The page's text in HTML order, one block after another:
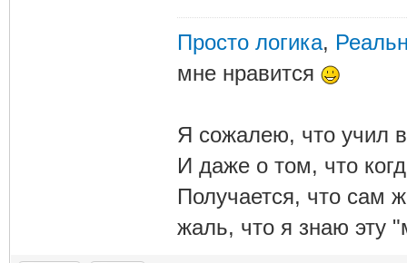
Просто логика,
мне нравится
Я сожалею, что учил
И даже о том, что
Получается, что сам
жаль, что я знаю эту